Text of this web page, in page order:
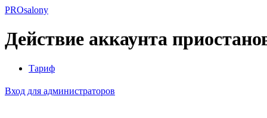
PROsalony
Действие аккаунта
Тариф
Вход для администраторов